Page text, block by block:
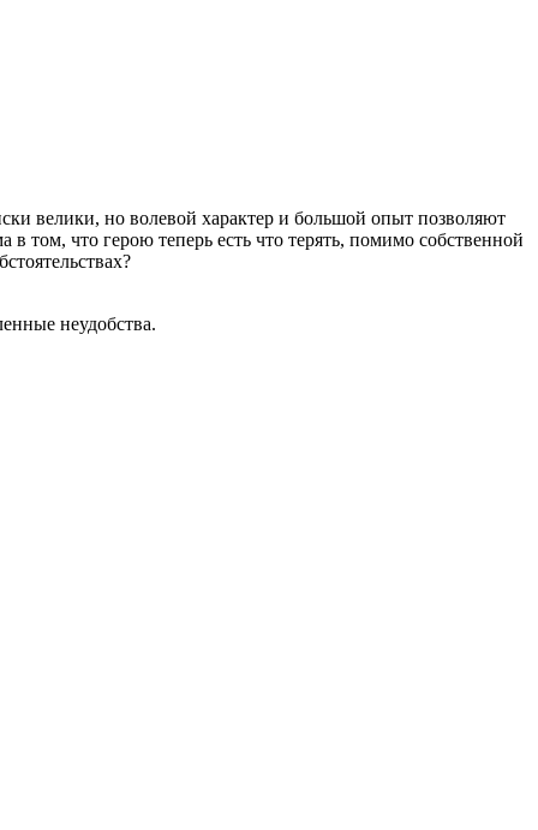
велики, но волевой характер и большой опыт позволяют
том, что герою теперь есть что терять, помимо собственной
неудобства.